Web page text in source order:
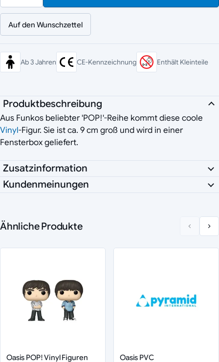
Auf den Wunschzettel
Ab 3 Jahren CE-Kennzeichnung Enthält Kleinteile
Produktbeschreibung
Aus Funkos beliebter 'POP!'-Reihe kommt diese coole
Vinyl-Figur. Sie ist ca. 9 cm groß und wird in einer
Fensterbox geliefert.
Zusatzinformation
Kundenmeinungen
Ähnliche Produkte
Oasis POP! Vinyl Figuren
Oasis PVC